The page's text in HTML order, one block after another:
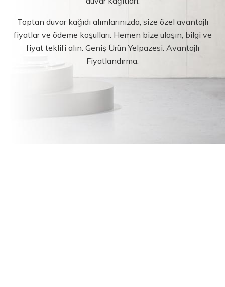
Toptan duvar kağıdı alımlarınızda, size özel avantajlı
fiyatlar ve ödeme koşulları. Hemen bize ulaşın, bilgi ve
fiyat teklifi alın. Geniş Ürün Yelpazesi. Avantajlı
Fiyatlandırma.